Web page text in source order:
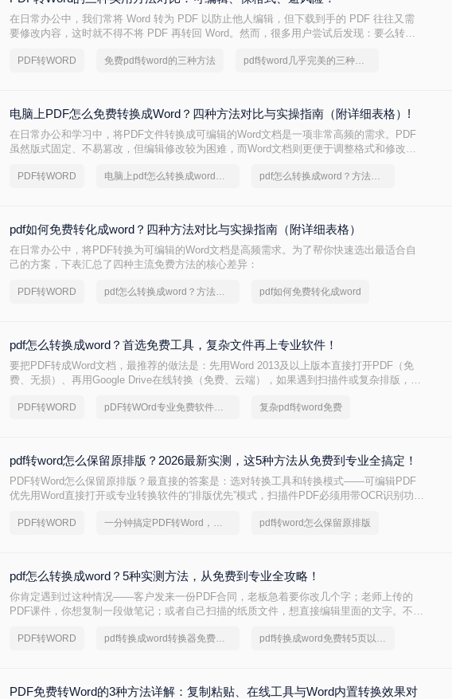
在日常办公中，我们常将 Word 转为 PDF 以防止他人编辑，但下载到手的 PDF 往往又需
要修改内容，这时就不得不将 PDF 再转回 Word。然而，很多用户尝试后发现：要么转换
转换质量、操作难度、文件安全、批量能力 四个维度，对比三种主流方法，帮助您快速选
PDF转WORD 免费pdf转word的三种方法 pdf转word几乎完美的三种方式
电脑上PDF怎么免费转换成Word？四种方法对比与实操指南（附详细表格）!
在日常办公和学习中，将PDF文件转换成可编辑的Word文档是一项非常高频的需求。PDF
虽然版式固定、不易篡改，但编辑修改较为困难，而Word文档则更便于调整格式和修改内
PDF转WORD 电脑上pdf怎么转换成word免费 pdf怎么转换成word？方法详细解析
pdf如何免费转化成word？四种方法对比与实操指南（附详细表格）
在日常办公中，将PDF转换为可编辑的Word文档是高频需求。为了帮你快速选出最适合自
己的方案，下表汇总了四种主流免费方法的核心差异：
PDF转WORD pdf怎么转换成word？方法详细解析 pdf如何免费转化成word
pdf怎么转换成word？首选免费工具，复杂文件再上专业软件！
要把PDF转成Word文档，最推荐的做法是：先用Word 2013及以上版本直接打开PDF（免
费、无损）、再用Google Drive在线转换（免费、云端），如果遇到扫描件或复杂排版，最
PDF转WORD pDF转WOrd专业免费软件下载 复杂pdf转word免费
pdf转word怎么保留原排版？2026最新实测，这5种方法从免费到专业全搞定！
PDF转Word怎么保留原排版？最直接的答案是：选对转换工具和转换模式——可编辑PDF
优先用Word直接打开或专业转换软件的“排版优先”模式，扫描件PDF必须用带OCR识别功能
则。
PDF转WORD 一分钟搞定PDF转Word，这2种简单方法，任意选择 pdf转word怎么保留原排版
pdf怎么转换成word？5种实测方法，从免费到专业全攻略！
你肯定遇到过这种情况——客户发来一份PDF合同，老板急着要你改几个字；老师上传的
PDF课件，你想复制一段做笔记；或者自己扫描的纸质文件，想直接编辑里面的文字。不管
PDF转WORD pdf转换成word转换器免费转5页 pdf转换成word免费转5页以上的
PDF免费转Word的3种方法详解：复制粘贴、在线工具与Word内置转换效果对